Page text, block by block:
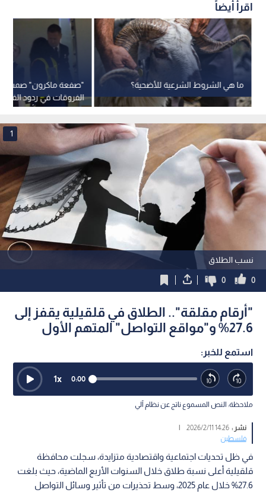
اقرأ أيضاً
"صفعة ماكرون" صمت
الفروقات في ردود
بين الرجل والمرأة
ما هي الشروط الشرعية للأضحية؟
نسب الطلاق
1
0
0
"أرقام مقلقة".. الطلاق في قلقيلية يقفز إلى
27.6% و"مواقع التواصل" المتهم الأول
استمع للخبر:
0:00
1x
ملاحظة: النص المسموع ناتج عن نظام آلي
نشر :14:26 2026/2/11
|
فلسطين
في ظل تحديات اجتماعية واقتصادية متزايدة، سجلت محافظة
قلقيلية أعلى نسبة طلاق خلال السنوات الأربع الماضية، حيث بلغت
27.6% خلال عام 2025، وسط تحذيرات من تأثير وسائل التواصل